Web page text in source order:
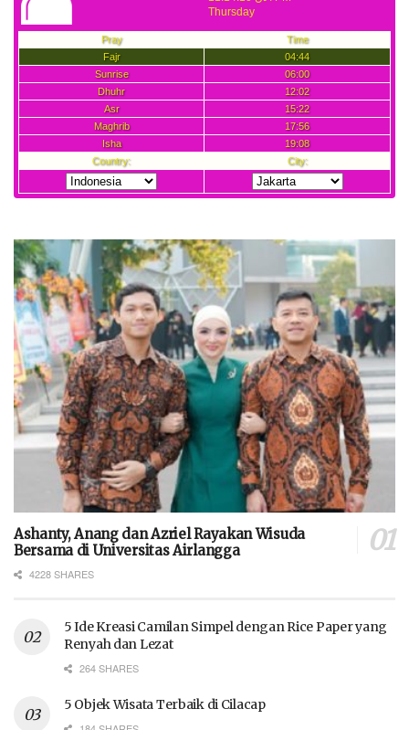
Ashanty, Anang dan Azriel Rayakan Wisuda
Bersama di Universitas Airlangga
4228 SHARES
5 Ide Kreasi Camilan Simpel dengan Rice Paper yang
Renyah dan Lezat
264 SHARES
5 Objek Wisata Terbaik di Cilacap